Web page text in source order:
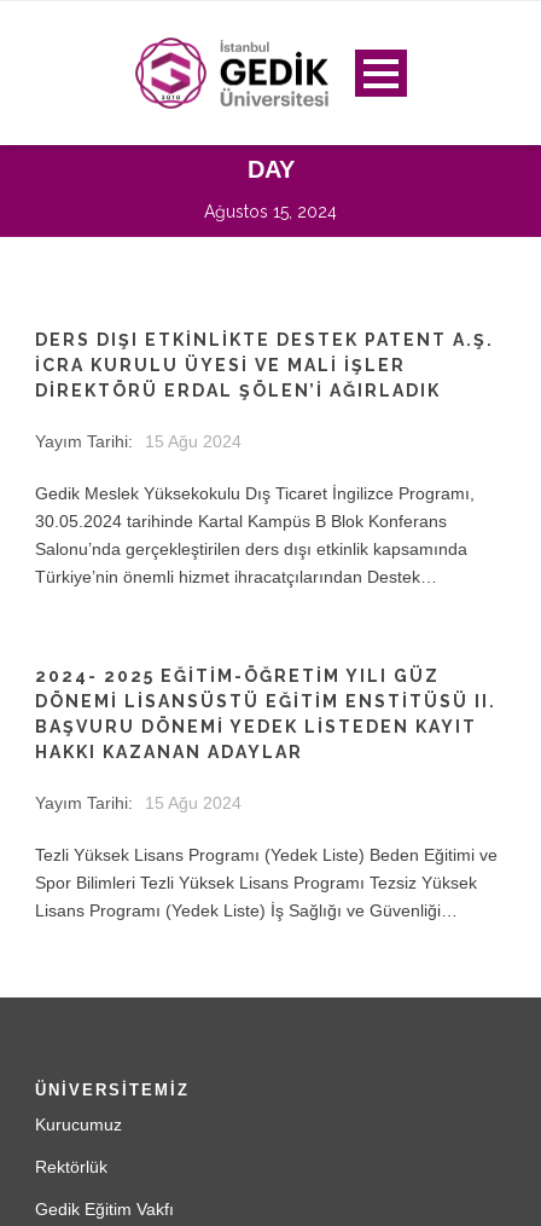
DAY
Ağustos 15, 2024
DERS DIŞI ETKİNLİKTE DESTEK PATENT A.Ş.
İCRA KURULU ÜYESİ VE MALİ İŞLER
DİREKTÖRÜ ERDAL ŞÖLEN’İ AĞIRLADIK
Yayım Tarihi: 15 Ağu 2024
Gedik Meslek Yüksekokulu Dış Ticaret İngilizce Programı,
30.05.2024 tarihinde Kartal Kampüs B Blok Konferans
Salonu’nda gerçekleştirilen ders dışı etkinlik kapsamında
Türkiye’nin önemli hizmet ihracatçılarından Destek…
2024- 2025 EĞİTİM-ÖĞRETİM YILI GÜZ
DÖNEMİ LİSANSÜSTÜ EĞİTİM ENSTİTÜSÜ II.
BAŞVURU DÖNEMİ YEDEK LİSTEDEN KAYIT
HAKKI KAZANAN ADAYLAR
Yayım Tarihi: 15 Ağu 2024
Tezli Yüksek Lisans Programı (Yedek Liste) Beden Eğitimi ve
Spor Bilimleri Tezli Yüksek Lisans Programı Tezsiz Yüksek
Lisans Programı (Yedek Liste) İş Sağlığı ve Güvenliği…
ÜNİVERSİTEMİZ
Kurucumuz
Rektörlük
Gedik Eğitim Vakfı